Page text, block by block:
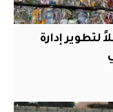
لتطوير إدارة